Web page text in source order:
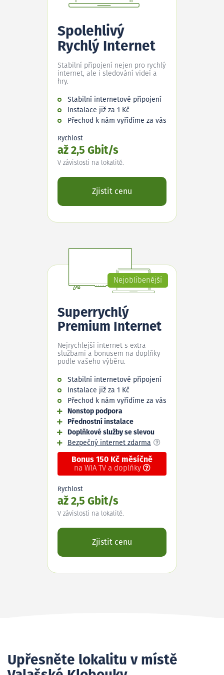
Spolehlivý
Rychlý Internet
Stabilní připojení nejen pro rychlý
internet, ale i sledování videí a
hry.
Stabilní internetové připojení
Instalace již za 1 Kč
Přechod k nám vyřídíme za vás
Rychlost
až 2,5 Gbit/s
V závislosti na lokalitě.
Zjistit cenu
Nejoblíbenější
Superrychlý
Premium Internet
Nejrychlejší internet s extra
službami a bonusem na doplňky
podle vašeho výběru.
Stabilní internetové připojení
Instalace již za 1 Kč
Přechod k nám vyřídíme za vás
Nonstop podpora
Přednostní instalace
Doplňkové služby se slevou
Bezpečný internet zdarma
Bonus 150 Kč měsíčně
na WIA TV a doplňky
Rychlost
až 2,5 Gbit/s
V závislosti na lokalitě.
Zjistit cenu
Upřesněte lokalitu v místě